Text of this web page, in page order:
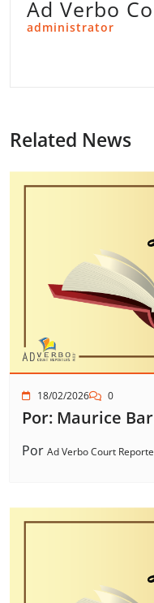
Ad Verbo
administrator
Related News
18/02/2026 0
Por: Maurice
Por Ad Verbo Court